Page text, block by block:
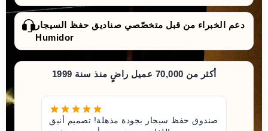
دعم الخبراء من قبل متخصّصي صناديق حفظ السيجار
Humidor
أكثر من 70,000 عميل راضٍ منذ سنة 1999
صندوق حفظ سيجار بجودة مذهلة! تصميم أنيق